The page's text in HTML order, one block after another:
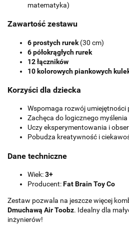
matematyka)
Zawartość zestawu
6 prostych rurek (30 cm)
6 półokrągłych rurek
12 łączników
10 kolorowych piankowych
Korzyści dla dziecka
Wspomaga rozwój umiejętności
Zachęca do logicznego
Uczy eksperymentowania i
Pobudza kreatywność i
Dane techniczne
Wiek:3+
Producent:Fat Brain Toy Co
Zestaw pozwala na jeszcze więcej
Dmuchawą Air Toobz. Idealny dla
inżynierów!